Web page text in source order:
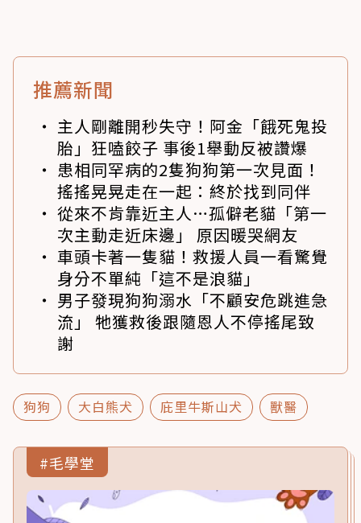
推薦新聞
主人剛離開秒失守！阿金「餓死鬼投
胎」狂嗑餃子 事後1舉動反被讚爆
患相同罕病的2隻狗狗第一次見面！
搖搖晃晃走在一起：終於找到同伴
從來不肯靠近主人…孤僻老貓「第一
次主動走近床邊」 原因暖哭網友
車頭卡著一隻貓！救援人員一看驚覺
身分不單純「這不是浪貓」
男子發現狗狗溺水「不顧安危跳進急
流」 牠獲救後跟隨恩人不停搖尾致
謝
狗狗 大白熊犬 庇里牛斯山犬 獸醫
#毛學堂